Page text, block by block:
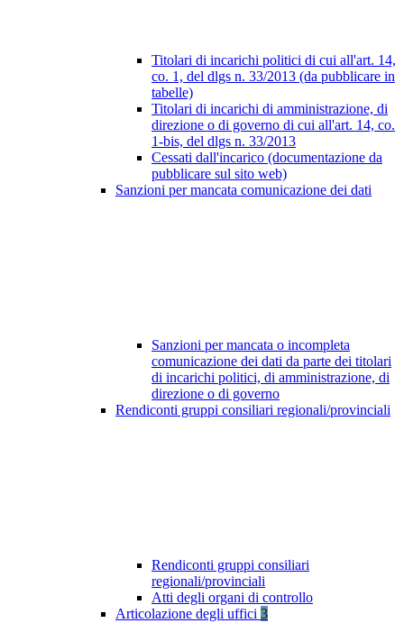
Titolari di incarichi politici di cui all'art. 14,
co. 1, del dlgs n. 33/2013 (da pubblicare in
tabelle)
Titolari di incarichi di amministrazione, di
direzione o di governo di cui all'art. 14, co.
1-bis, del dlgs n. 33/2013
Cessati dall'incarico (documentazione da
pubblicare sul sito web)
Sanzioni per mancata comunicazione dei dati
Sanzioni per mancata o incompleta
comunicazione dei dati da parte dei titolari
di incarichi politici, di amministrazione, di
direzione o di governo
Rendiconti gruppi consiliari regionali/provinciali
Rendiconti gruppi consiliari
regionali/provinciali
Atti degli organi di controllo
Articolazione degli uffici 3